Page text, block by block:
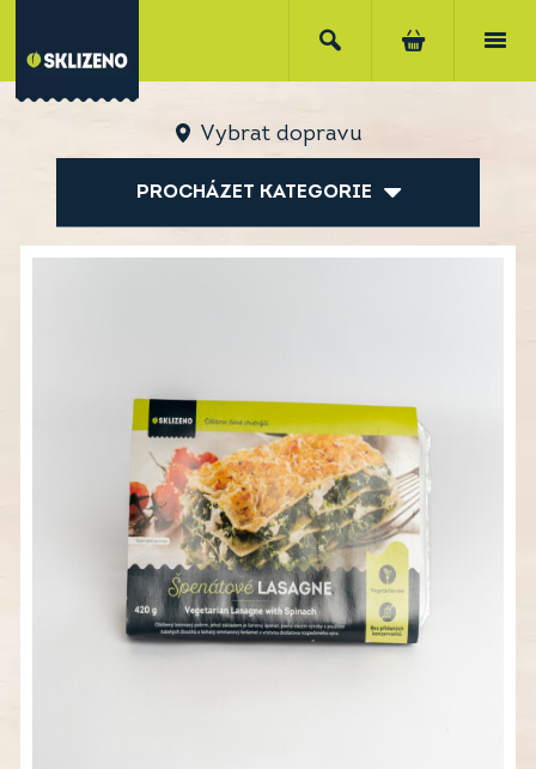
Vybrat dopravu
PROCHÁZET KATEGORIE